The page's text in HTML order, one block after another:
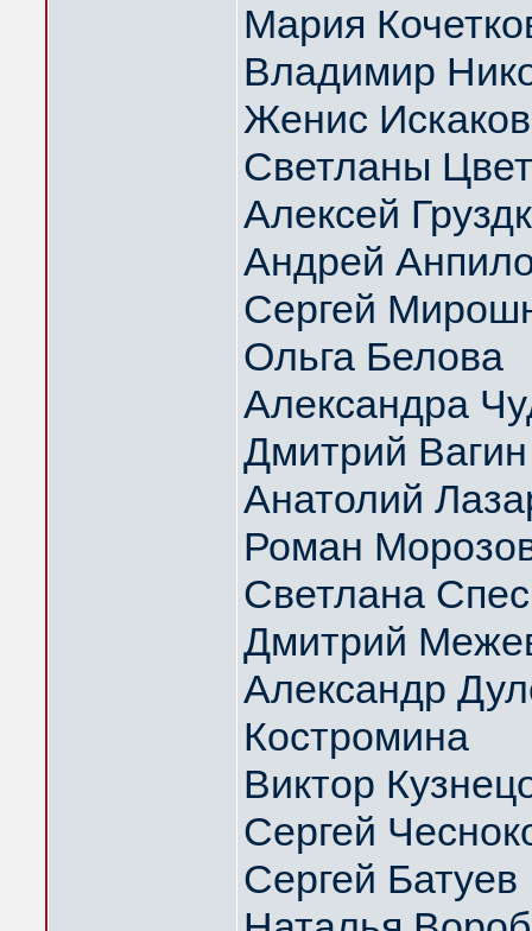
Мария
Владимир
Женис
Светланы
Алексей
Андрей
Сергей
Ольга Белова
Александра
Дмитрий
Анатолий
Роман
Светлана
Дмитрий
Александр
Костромина
Виктор
Сергей
Сергей Батуев